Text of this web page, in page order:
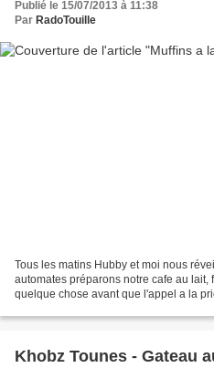
Publié le 15/07/2013 à 11:38
Par RadoTouille
Tous les matins Hubby et moi nous
automates préparons notre cafe au
quelque chose avant que l'appel a la
Khobz Tounes - Gateau